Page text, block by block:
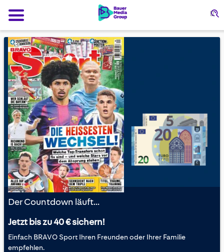
Der Countdown läuft...
Jetzt bis zu 40 € sichern!
Einfach BRAVO Sport Ihren Freunden oder Ihrer Familie
empfehlen.